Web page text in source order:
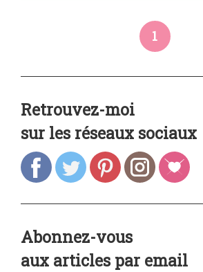
1
Retrouvez-moi
sur les réseaux sociaux
Abonnez-vous
aux articles par email